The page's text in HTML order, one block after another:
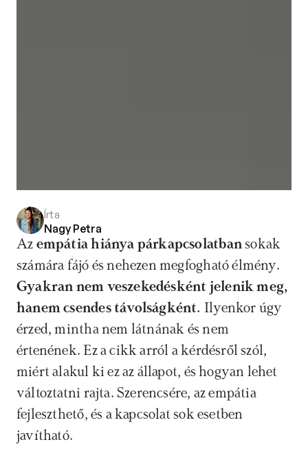
Írta
Nagy Petra
Az empátia hiánya párkapcsolatban sokak
Gyakran nem veszekedésként jelenik meg,
hanem csendes távolságként. Ilyenkor úgy
érzed, mintha nem látnának és nem
értenének. Ez a cikk arról a kérdésről szól,
miért alakul ki ez az állapot, és hogyan lehet
változtatni rajta. Szerencsére, az empátia
fejleszthető, és a kapcsolat sok esetben
javítható.